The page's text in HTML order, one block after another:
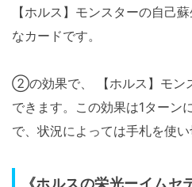
【ホルス】モンスターの自己
なカードです。
②の効果で、 【ホルス】モン
できます。この効果は1ターン
で、状況によっては手札を使い
《ホルスの栄光ーイム